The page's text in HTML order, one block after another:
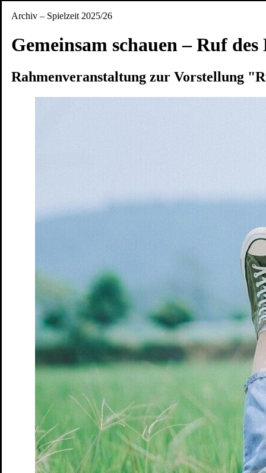
Archiv – Spielzeit 2025/26
Gemeinsam schauen – Ruf des
Rahmenveranstaltung zur Vorstellung
Tickets
Junges S.T.M.
Was das Nashorn sah, als es auf die andere Seite des Zauns
Tickets
Premiere 30. Apr. 2026Schloss
Das Totenhaus der Lady Florence Hörsturz
Der Frieden – Matinée
Autorinnenlesung von und mit Eva
Gemeinsam schauen – Der Frieden
Theater-Speed-Dating
Tickets
Gemeinsam schauen – Ruf des Lebens
Rahmenveranstaltung
zur Vorstellung "Ruf des Lebens"
Tickets
Gemeinsam schauen – Söhne
Theater-Speed-Dating
Tickets
Gemeinsam schauen – Wo sind denn alle? Theater-Speed-
Tickets
GUDE LEUDE vs. KI
Gastspiel
Tickets
An Chéad Chaillteanas Éisteachta Tobann in 2026
Hörsturz
Tickets
Kunst von Yasmina Reza. Deutsch von Eugen Helmlé
Tickets
Moerser Perspektiven
Podiumsdiskussion im Schlosstheater